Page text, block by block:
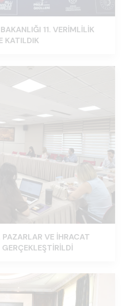
11. VERİMLİLİK
KATILDIK
VE İHRACAT